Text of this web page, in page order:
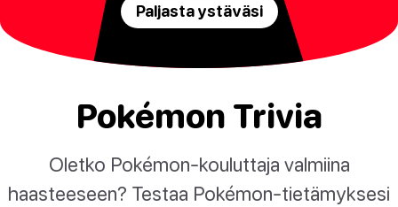
Paljasta ystäväsi
Pokémon Trivia
Oletko Pokémon-kouluttaja valmiina
haasteeseen? Testaa Pokémon-tietämyksesi